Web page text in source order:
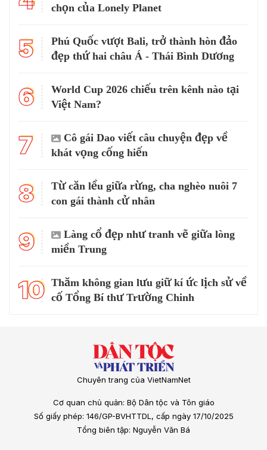
chọn của Lonely Planet
5
Phú Quốc vượt Bali, trở thành hòn đảo
đẹp thứ hai châu Á - Thái Bình Dương
6
World Cup 2026 chiếu trên kênh nào tại
Việt Nam?
7
Cô gái Dao viết câu chuyện đẹp về
khát vọng cống hiến
8
Từ căn lều giữa rừng, cha nghèo nuôi 7
con gái thành cử nhân
9
Làng cổ đẹp như tranh vẽ giữa lòng
miền Trung
10 Thăm không gian lưu giữ kí ức lịch sử về
cố Tổng Bí thư Trường Chinh
Chuyên trang của VietNamNet
Cơ quan chủ quản: Bộ Dân tộc và Tôn giáo
Số giấy phép: 146/GP-BVHTTDL, cấp ngày 17/10/2025
Tổng biên tập: Nguyễn Văn Bá